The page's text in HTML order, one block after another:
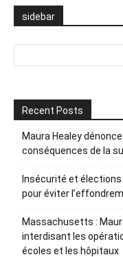
sidebar
Recent Posts
Maura Healey
conséquences de la
Insécurité et élections
pour éviter
Massachusetts :
interdisant les
écoles et les hôpitaux